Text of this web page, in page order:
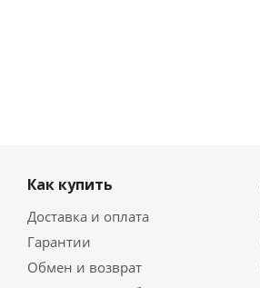
Как купить
Доставка и оплата
Гарантии
Обмен и возврат